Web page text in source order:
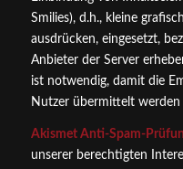
Smilies), d.h., kleine
ausdrücken, eingesetzt,
Anbieter der Server
ist notwendig, damit die
Nutzer übermittelt werden
Akismet Anti-Spam-
unserer berechtigten